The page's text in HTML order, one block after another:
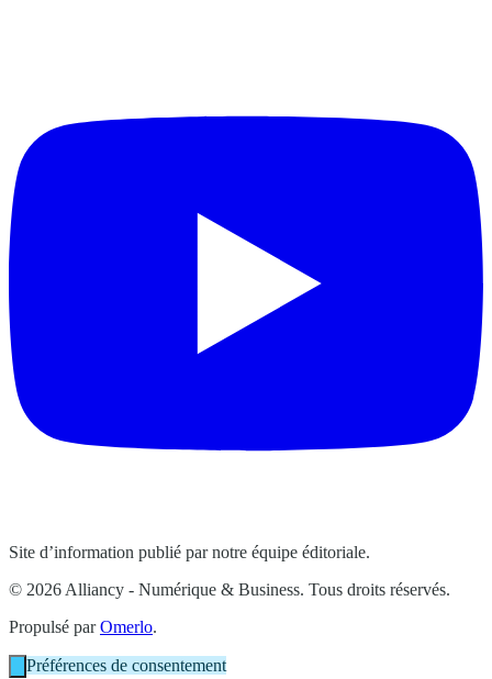
Site d’information publié par notre équipe éditoriale.
© 2026 Alliancy - Numérique & Business. Tous droits réservés.
Propulsé parOmerlo.
Préférences de consentement